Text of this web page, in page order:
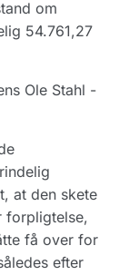
om
54.761,27
Ole Stahl -
at den skete
forpligtelse,
få over for
efter